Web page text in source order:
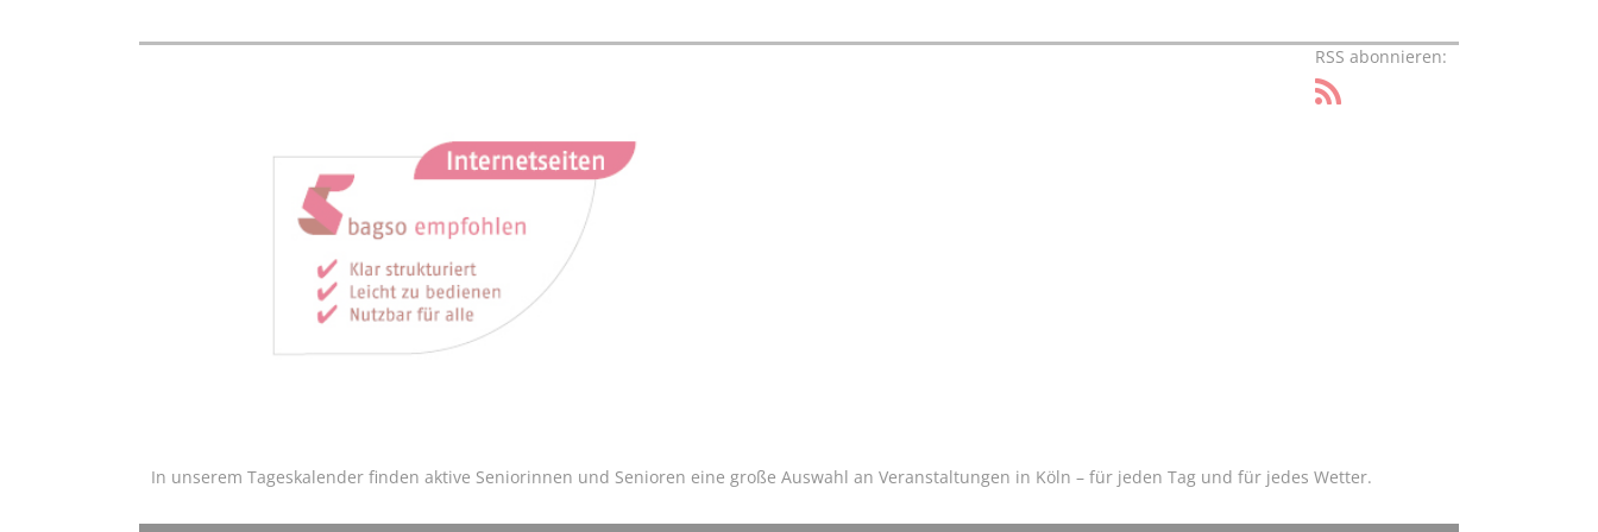
RSS abonnieren:
In unserem Tageskalender finden aktive Seniorinnen und Senioren eine große Auswahl an Veranstaltungen in Köln – für jeden Tag und für jedes Wetter.